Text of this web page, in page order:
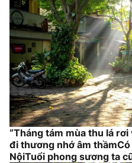
“Tháng tám mùa thu lá
đi thương nhớ âm
NộiTuổi phong sương ta